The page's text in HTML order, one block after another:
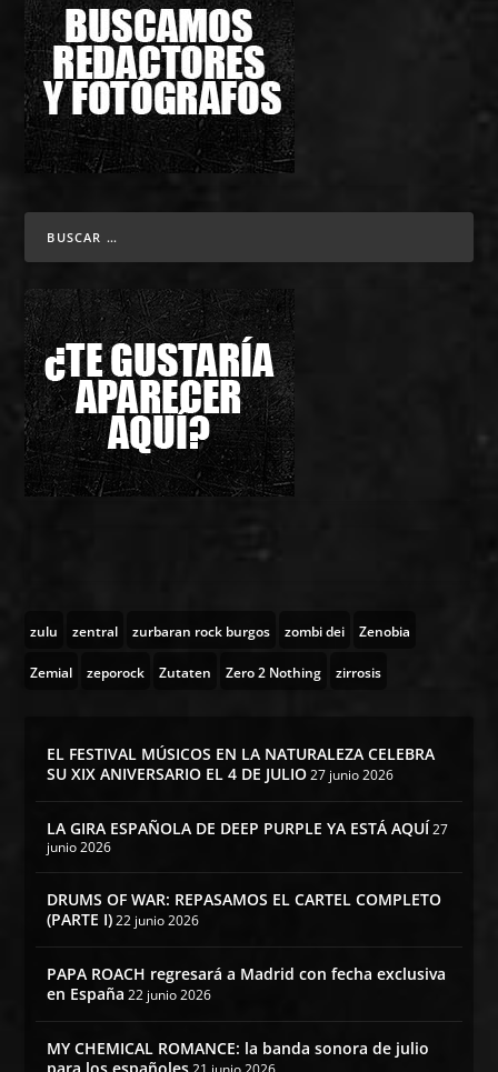
zulu zentral zurbaran rock burgos zombi dei Zenobia
Zemial zeporock Zutaten Zero 2 Nothing zirrosis
EL FESTIVAL MÚSICOS EN LA NATURALEZA CELEBRA
SU XIX ANIVERSARIO EL 4 DE JULIO 27 junio 2026
LA GIRA ESPAÑOLA DE DEEP PURPLE YA ESTÁ AQUÍ27
junio 2026
DRUMS OF WAR: REPASAMOS EL CARTEL COMPLETO
(PARTE I) 22 junio 2026
PAPA ROACH regresará a Madrid con fecha exclusiva
en España 22 junio 2026
MY CHEMICAL ROMANCE: la banda sonora de julio